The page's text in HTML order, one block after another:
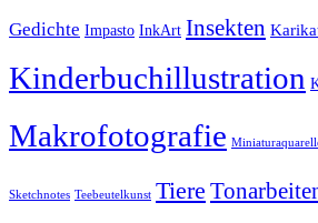
Gedichte Impasto InkArt Insekten
Kinderbuchillustration
Makrofotografie
Sketchnotes Teebeutelkunst Tiere